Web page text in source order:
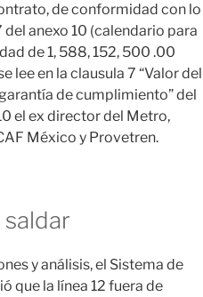
de conformidad con lo
anexo 10 (calendario para
de 1, 588, 152, 500 .00
lee en la clausula 7 “Valor del
de cumplimiento” del
el ex director del Metro,
México y Provetren.
y análisis, el Sistema de
que la línea 12 fuera de